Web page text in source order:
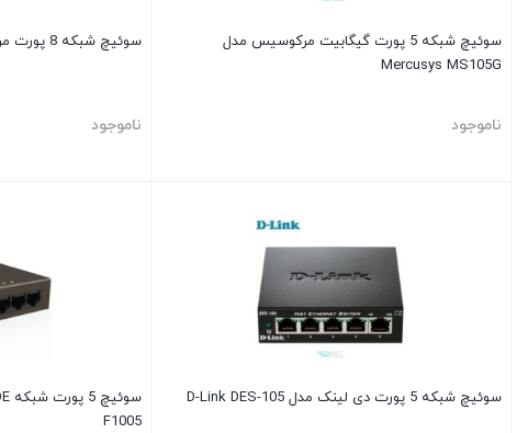
سوئیچ شبکه 5 پورت گیگابیت مرکوسیس مدل
Mercusys MS105G
ناموجود
سوئیچ شبکه 8 پورت مرکوسیس مدل Mercusys MS108
ناموجود
سوئیچ شبکه 5 پورت دی لینک مدل D-Link DES-105
F1005